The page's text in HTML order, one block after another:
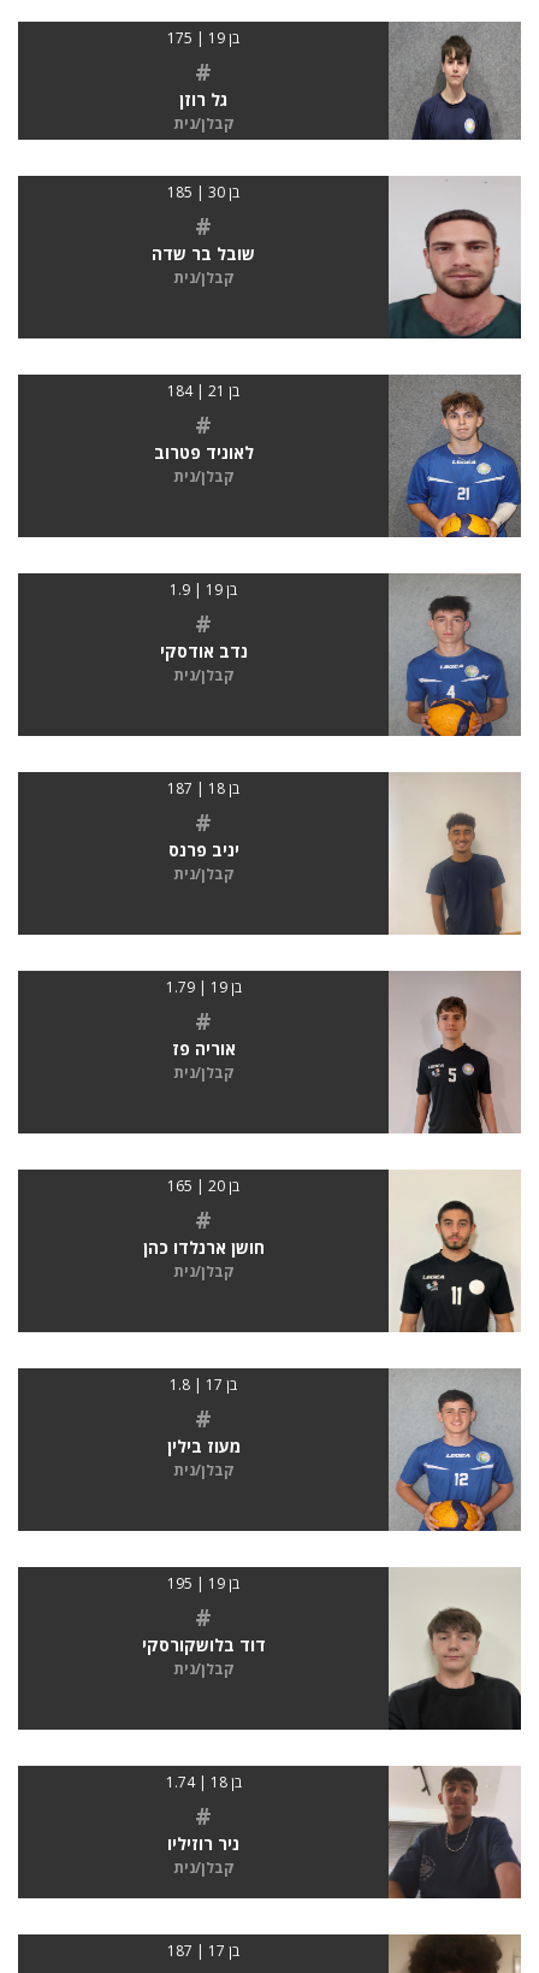
בן 19 | 175
#
גל רוזן
קבלן/נית
בן 30 | 185
#
שובל בר שדה
קבלן/נית
בן 21 | 184
#
לאוניד פטרוב
קבלן/נית
בן 19 | 1.9
#
נדב אודסקי
קבלן/נית
בן 18 | 187
#
יניב פרנס
קבלן/נית
בן 19 | 1.79
#
אוריה פז
קבלן/נית
בן 20 | 165
#
חושן ארנלדו כהן
קבלן/נית
בן 17 | 1.8
#
מעוז בילין
קבלן/נית
בן 19 | 195
#
דוד בלושקורסקי
קבלן/נית
בן 18 | 1.74
#
ניר רוזיליו
קבלן/נית
בן 17 | 187